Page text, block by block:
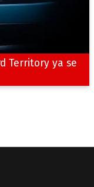
Territory ya se